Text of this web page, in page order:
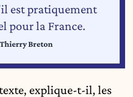
est pratiquement
pour la France.
Thierry Breton
explique-t-il, les